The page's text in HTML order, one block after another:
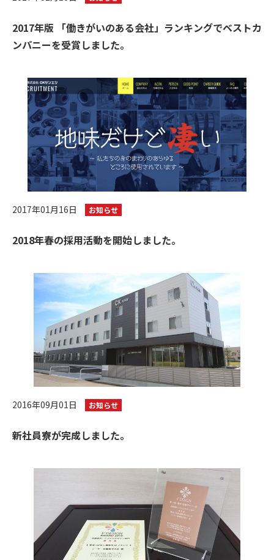
2017年版 「働きがいのある会社」ランキングでベストカ
ンパニーを受賞しました。
2017年01月16日 お知らせ
2018年春の採用活動を開始しました。
2016年09月01日 お知らせ
新社員寮が完成しました。